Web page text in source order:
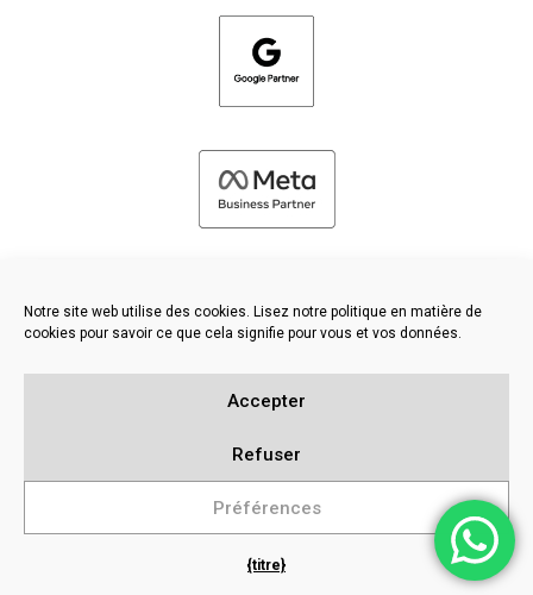
Notre site web utilise des cookies. Lisez notre politique en matière de
cookies pour savoir ce que cela signifie pour vous et vos données.
Accepter
Refuser
Préférences
{titre}
2026 FRESH PIES LTD - TOUS DROITS RÉSERVÉS
Base de connaissances
Plan du site